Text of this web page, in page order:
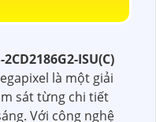
2CD2186G2-ISU(C)
là một giải
sát từng chi tiết
Với công nghệ